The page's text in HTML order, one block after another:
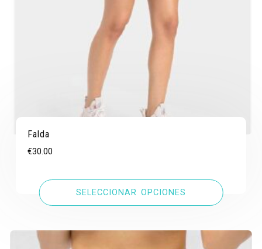
Falda
€30.00
SELECCIONAR OPCIONES